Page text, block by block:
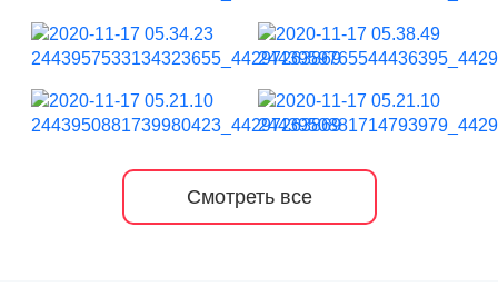
Смотреть все